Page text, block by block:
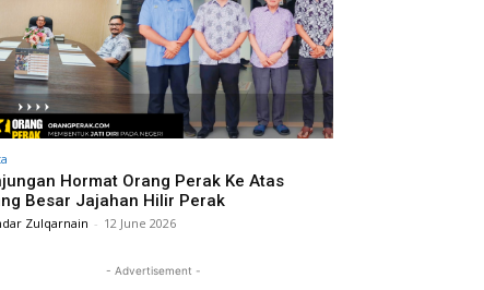
Hormat Orang Perak Ke Atas
Besar Jajahan Hilir Perak
Zulqarnain - 12 June 2026
- Advertisement -